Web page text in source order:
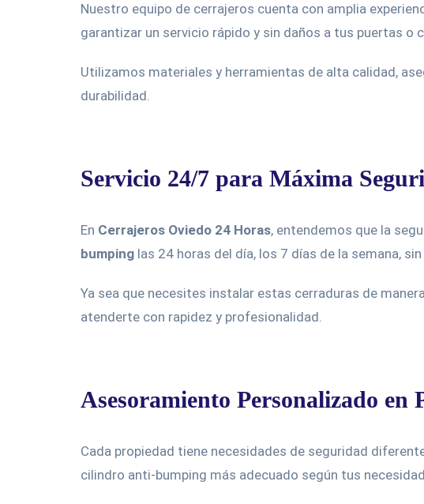
Nuestro equipo de cerrajeros cuenta con amplia
garantizar un servicio rápido y sin daños a tus puertas o
Utilizamos materiales y herramientas de alta calidad,
durabilidad.
Servicio 24/7 para Máxima
En Cerrajeros Oviedo 24 Horas, entendemos que la
bumping las 24 horas del día, los 7 días de la semana,
Ya sea que necesites instalar estas cerraduras de
atenderte con rapidez y profesionalidad.
Asesoramiento Personalizado en
Cada propiedad tiene necesidades de seguridad
cilindro anti-bumping más adecuado según tus